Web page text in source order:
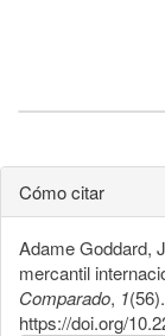
Cómo citar
Adame Goddard,
mercantil
Comparado, 1(56).
https://doi.org/